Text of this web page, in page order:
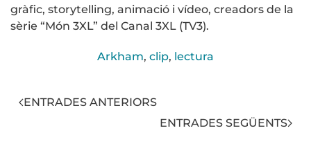
gràfic, storytelling, animació i vídeo, creadors de la
sèrie “Món 3XL” del Canal 3XL (TV3).
Arkham, clip, lectura
ENTRADES ANTERIORS
ENTRADES SEGÜENTS